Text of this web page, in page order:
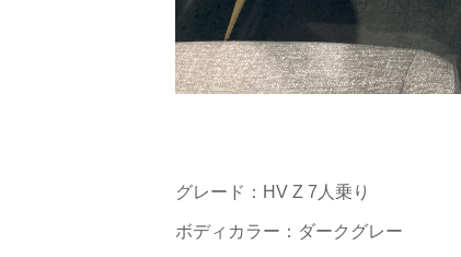
グレード：HV Z 7人乗り
ボディカラー：ダークグレー